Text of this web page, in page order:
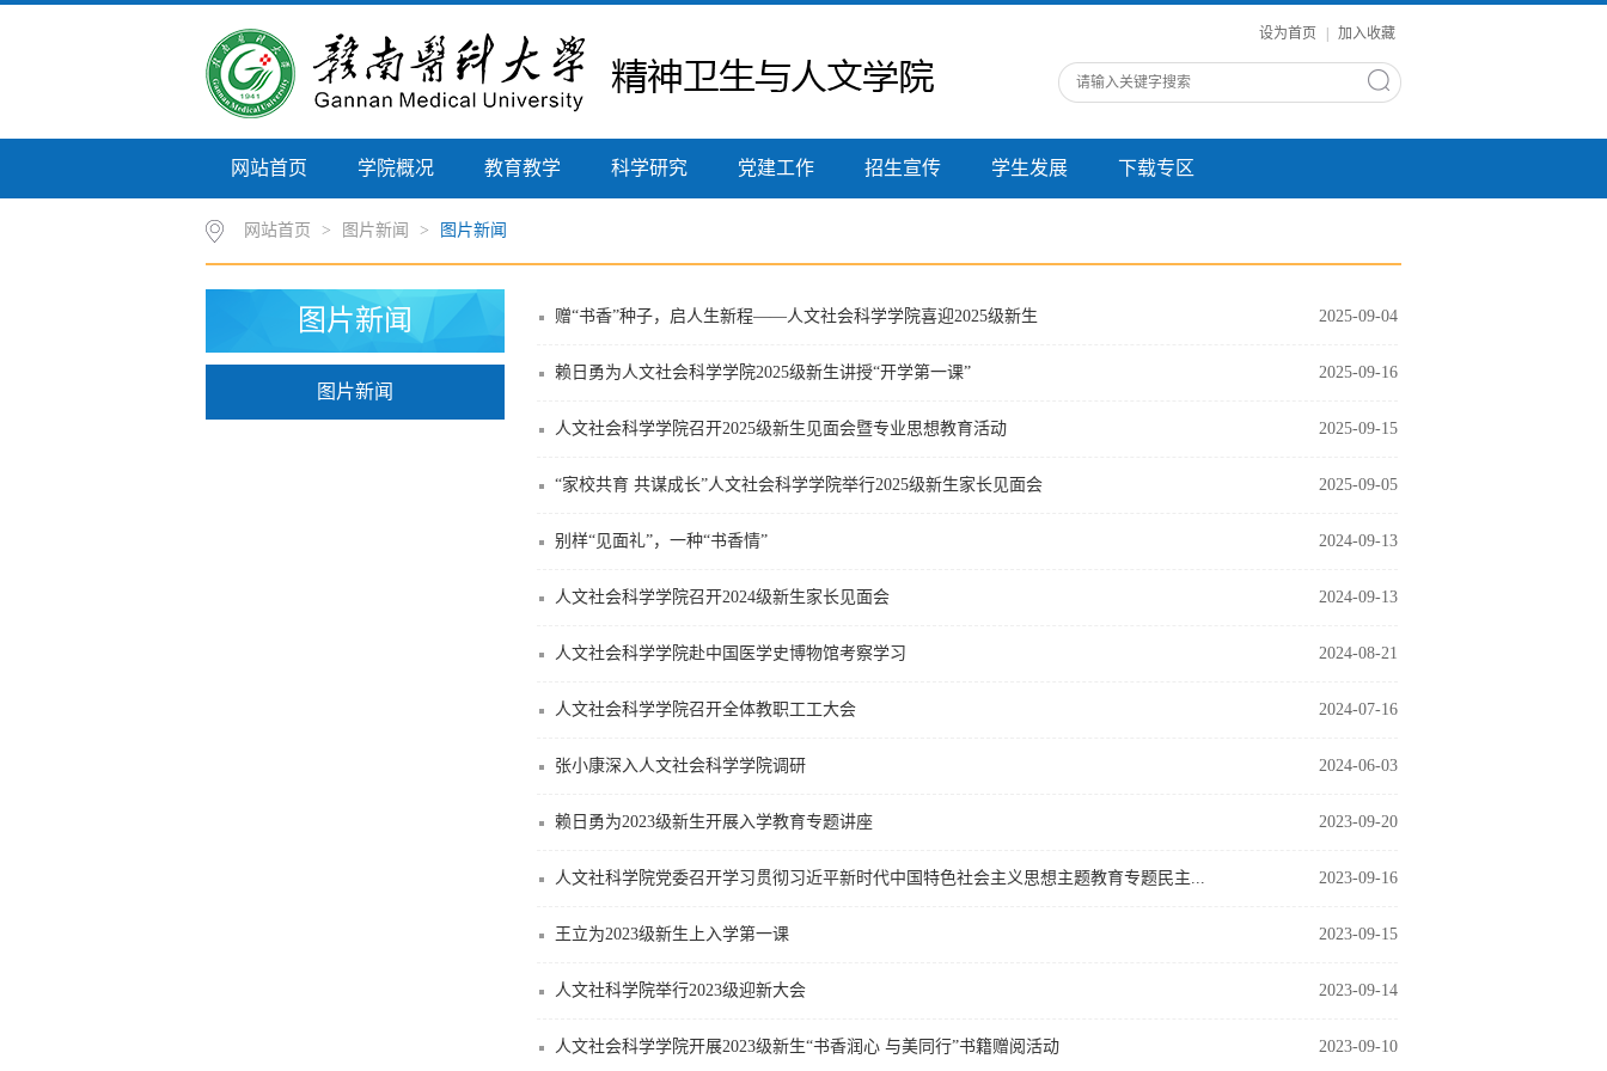
设为首页 加入收藏
网站首页 学院概况 教育教学 科学研究 党建工作 招生宣传 学生发展 下载专区
网站首页 > 图片新闻 > 图片新闻
图片新闻
图片新闻
赠“书香”种子，启人生新程——人文社会科学学院喜迎2025级新生 2025-09-04
赖日勇为人文社会科学学院2025级新生讲授“开学第一课” 2025-09-16
人文社会科学学院召开2025级新生见面会暨专业思想教育活动 2025-09-15
“家校共育 共谋成长”人文社会科学学院举行2025级新生家长见面会 2025-09-05
别样“见面礼”，一种“书香情” 2024-09-13
人文社会科学学院召开2024级新生家长见面会 2024-09-13
人文社会科学学院赴中国医学史博物馆考察学习 2024-08-21
人文社会科学学院召开全体教职工工大会 2024-07-16
张小康深入人文社会科学学院调研 2024-06-03
赖日勇为2023级新生开展入学教育专题讲座 2023-09-20
人文社科学院党委召开学习贯彻习近平新时代中国特色社会主义思想主题教育专题民主... 2023-09-16
王立为2023级新生上入学第一课 2023-09-15
人文社科学院举行2023级迎新大会 2023-09-14
人文社会科学学院开展2023级新生“书香润心 与美同行”书籍赠阅活动 2023-09-10